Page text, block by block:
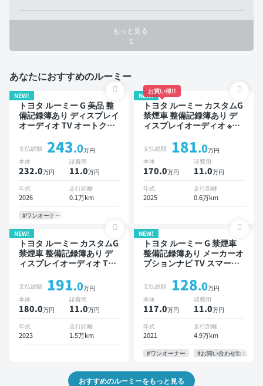
もっと見る
あなたにおすすめのルーミー
NEW!
トヨタ ルーミー G 美品 整
備記録簿あり ディスプレイ
オーディオ TV オートクル
ックモニター 衝突軽減 両
側電動スライドドア
支払総額 243.0万円
本体
232.0万円
諸費用
11.0万円
年式
2026
走行距離
0.1万km
#ワンオーナー
NEW!
お買い得!!
トヨタ ルーミー カスタムG
禁煙車 整備記録簿あり デ
ィスプレイオーディオ ※ナ
ルーズ スマートキー ETC
バックモニター ドライブレ
コーダー 衝突軽減 両側電
動スライドドア
支払総額 181.0万円
本体
170.0万円
諸費用
11.0万円
年式
2025
走行距離
0.6万km
NEW!
トヨタ ルーミー カスタムG
禁煙車 整備記録簿あり デ
ィスプレイオーディオ TV
ー ETC バックモニター 衝
突軽減 両側電動スライドド
ア
支払総額 191.0万円
本体
180.0万円
諸費用
11.0万円
年式
2023
走行距離
1.5万km
NEW!
トヨタ ルーミー G 禁煙車
整備記録簿あり メーカーオ
プションナビ TV スマート
ドライブレコーダー 衝突軽
減 両側電動スライドドア
支払総額 128.0万円
本体
117.0万円
諸費用
11.0万円
年式
2021
走行距離
4.9万km
#ワンオーナー #お問い合わせ歓迎
おすすめのルーミーをもっと見る